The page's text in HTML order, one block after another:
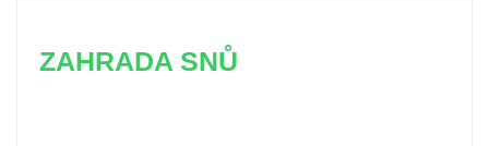
ZAHRADA SNŮ